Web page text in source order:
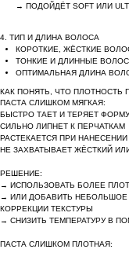
→ ПОДОЙДЁТ SOFT ИЛИ
4. ТИП И ДЛИНА ВОЛОСА
КОРОТКИЕ, ЖЁСТКИЕ
ТОНКИЕ И ДЛИННЫЕ
ОПТИМАЛЬНАЯ ДЛИНА
КАК ПОНЯТЬ, ЧТО ПЛОТНОСТЬ
ПАСТА СЛИШКОМ МЯГКАЯ:
БЫСТРО ТАЕТ И ТЕРЯЕТ ФОРМУ
СИЛЬНО ЛИПНЕТ К ПЕРЧАТКАМ
РАСТЕКАЕТСЯ ПРИ НАНЕСЕНИИ
НЕ ЗАХВАТЫВАЕТ ЖЁСТКИЙ
РЕШЕНИЕ:
→ ИСПОЛЬЗОВАТЬ БОЛЕЕ
→ ИЛИ ДОБАВИТЬ
КОРРЕКЦИИ ТЕКСТУРЫ
→ СНИЗИТЬ ТЕМПЕРАТУРУ В
ПАСТА СЛИШКОМ ПЛОТНАЯ: